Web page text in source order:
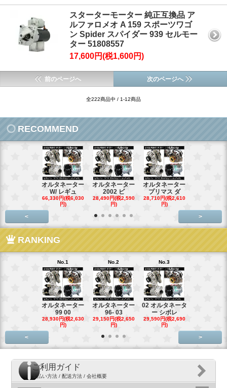
スターターモーター 純正互換品 ア
ルファロメオ A 159 スポーツワゴ
ン Spider スパイダー 939 セルモー
ター 51808557
17,600円(税1,600円)
前のページへ 次のページへ
全222商品中 / 1-12商品
RECOMMEND
オルタネーター
W/ レギュ
66,330円(税6,030
円)
オルタネーター
2002 ビ
28,490円(税2,590
円)
オルタネーター
プリマス ダ
28,710円(税2,610
円)
< >
RANKING
No.1
オルタネーター
99 00
28,930円(税2,630
円)
No.2
オルタネーター
96- 03
29,150円(税2,650
円)
No.3
02 オルタネータ
ー シボレ
29,590円(税2,690
円)
< >
ご利用ガイド
支払い方法 / 配送方法 / 会社概要